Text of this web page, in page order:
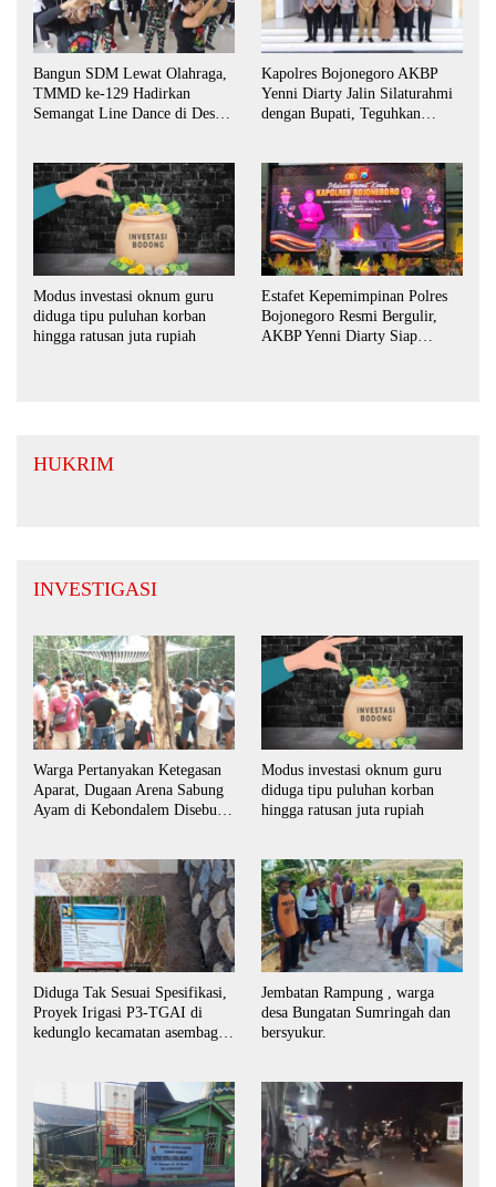
Bangun SDM Lewat Olahraga,
TMMD ke-129 Hadirkan
Semangat Line Dance di Desa
Kapolres Bojonegoro AKBP
Yenni Diarty Jalin Silaturahmi
dengan Bupati, Teguhkan
Modus investasi oknum guru
diduga tipu puluhan korban
hingga ratusan juta rupiah
Estafet Kepemimpinan Polres
Bojonegoro Resmi Bergulir,
AKBP Yenni Diarty Siap
HUKRIM
INVESTIGASI
Warga Pertanyakan Ketegasan
Aparat, Dugaan Arena Sabung
Ayam di Kebondalem Disebut
Modus investasi oknum guru
diduga tipu puluhan korban
hingga ratusan juta rupiah
Diduga Tak Sesuai Spesifikasi,
Proyek Irigasi P3-TGAI di
kedunglo kecamatan asembagus
Jembatan Rampung , warga
desa Bungatan Sumringah dan
bersyukur.